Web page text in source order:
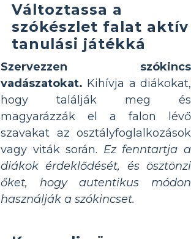
Változtassa a
szókészlet falat aktív
tanulási játékká
Szervezzen szókincs
vadászatokat. Kihívja a diákokat,
hogy találják meg és
magyarázzák el a falon lévő
szavakat az osztályfoglalkozások
vagy viták során. Ez fenntartja a
diákok érdeklődését, és ösztönzi
őket, hogy autentikus módon
használják a szókincset.